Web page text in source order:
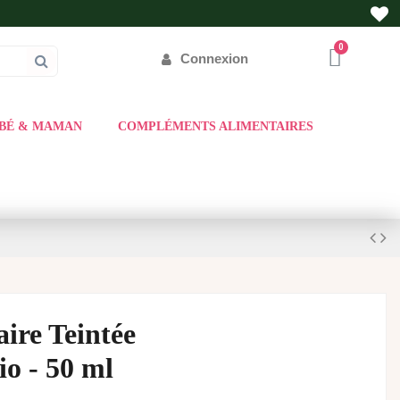
Connexion
& MAMAN COMPLÉMENTS ALIMENTAIRES
Teintée
- 50 ml